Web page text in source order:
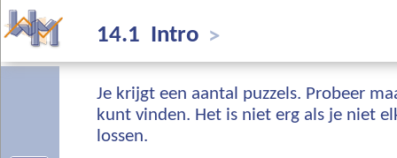
14.1 Intro >
Je krijgt een aantal puzzels. Probeer
kunt vinden. Het is niet erg als je niet
lossen.